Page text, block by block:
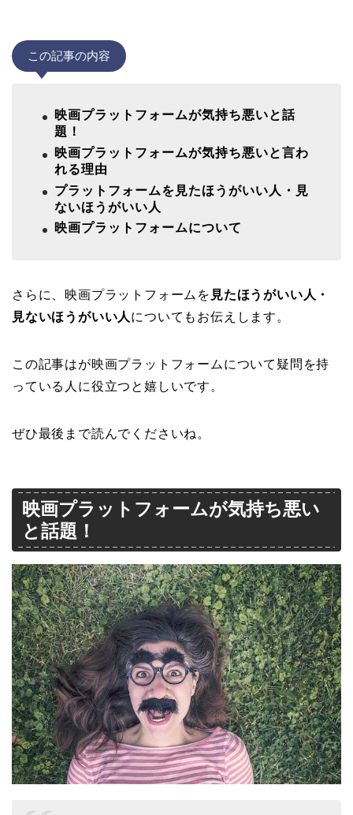
この記事の内容
映画プラットフォームが気持ち悪いと話
題！
映画プラットフォームが気持ち悪いと言わ
れる理由
プラットフォームを見たほうがいい人・見
ないほうがいい人
映画プラットフォームについて
さらに、映画プラットフォームを 見たほうがいい人・
見ないほうがいい人 についてもお伝えします。
この記事はが映画プラットフォームについて疑問を持
っている人に役立つと嬉しいです。
ぜひ最後まで読んでくださいね。
映画プラットフォームが気持ち悪い
と話題！